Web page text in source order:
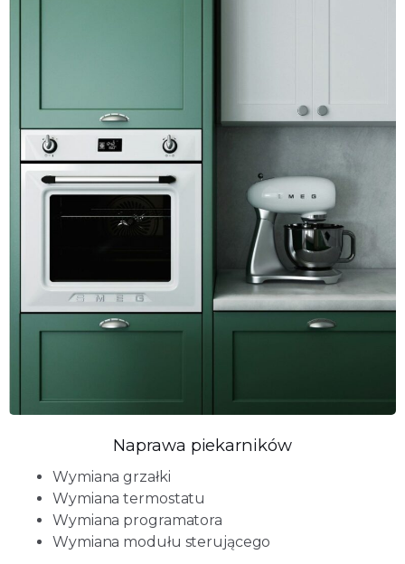
Naprawa piekarników
Wymiana grzałki
Wymiana termostatu
Wymiana programatora
Wymiana modułu sterującego